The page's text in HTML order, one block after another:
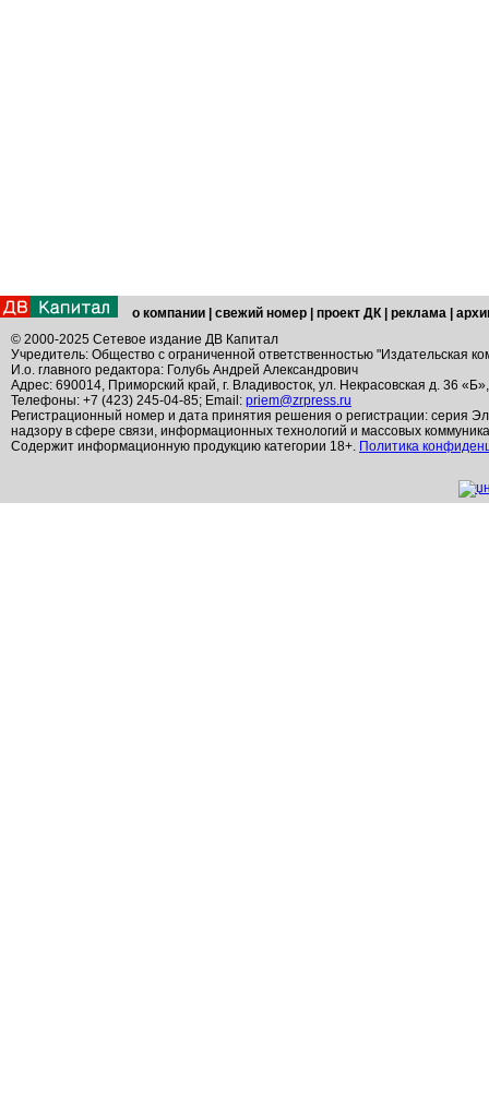
о компании свежий номер проект ДК реклама
© 2000-2025 Сетевое издание ДВ Капитал
Учредитель: Общество с ограниченной ответственностью "Издательская
И.о. главного редактора: Голубь Андрей Александрович
Адрес: 690014, Приморский край, г. Владивосток, ул. Некрасовская д. 36
Телефоны: +7 (423) 245-04-85; Email: priem@zrpress.ru
Регистрационный номер и дата принятия решения о регистрации: серия
надзору в сфере связи, информационных технологий и массовых
Содержит информационную продукцию категории 18+. Политика